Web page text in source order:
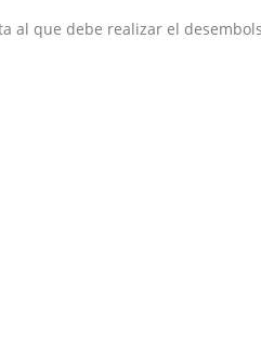
al que debe realizar el